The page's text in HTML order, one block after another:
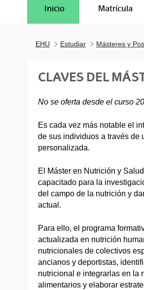
Inicio Matrícula
EHU Estudiar Másteres y
CLAVES DEL
No se oferta desde el curso
Es cada vez más notable el
de sus individuos a través de
personalizada.
El Máster en Nutrición y
capacitado para la
del campo de la nutrición y
actual.
Para ello, el programa
actualizada en nutrición
nutricionales de colectivos
ancianos y deportistas,
nutricional e integrarlas en la
alimentarios y elaborar